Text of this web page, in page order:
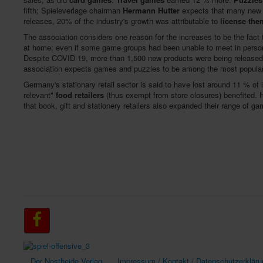
fifth; Spieleverlage chairman Hermann Hutter expects that many
releases, 20% of the industry's growth was attributable to license
The association considers one reason for the increases to be the fact
at home; even if some game groups had been unable to meet in
Despite COVID-19, more than 1,500 new products were being
association expects games and puzzles to be among the most
Germany's stationary retail sector is said to have lost around 11 %
relevant" food retailers (thus exempt from store closures) benefited.
that book, gift and stationery retailers also expanded their range of
Der Nostheide Verlag Impressum / Kontakt /